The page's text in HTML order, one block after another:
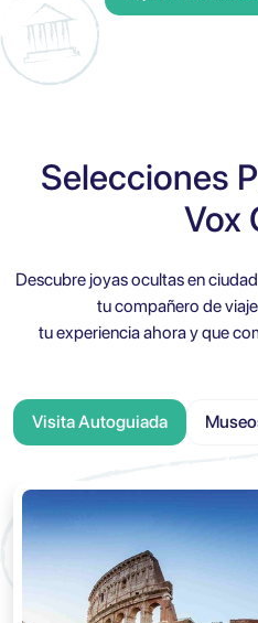
Selecciones
Vox
Descubre joyas ocultas en
tu compañero de
tu experiencia ahora y que
Visita Autoguiada